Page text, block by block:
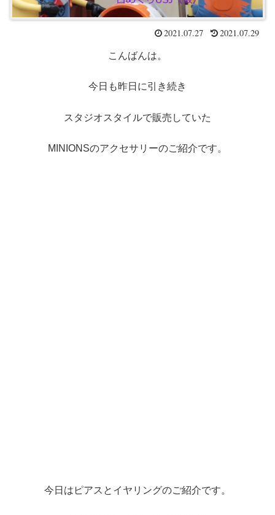
2021.07.27 2021.07.29
こんばんは。
今日も昨日に引き続き
スタジオスタイルで販売していた
MINIONSのアクセサリーのご紹介です。
今日はピアスとイヤリングのご紹介です。